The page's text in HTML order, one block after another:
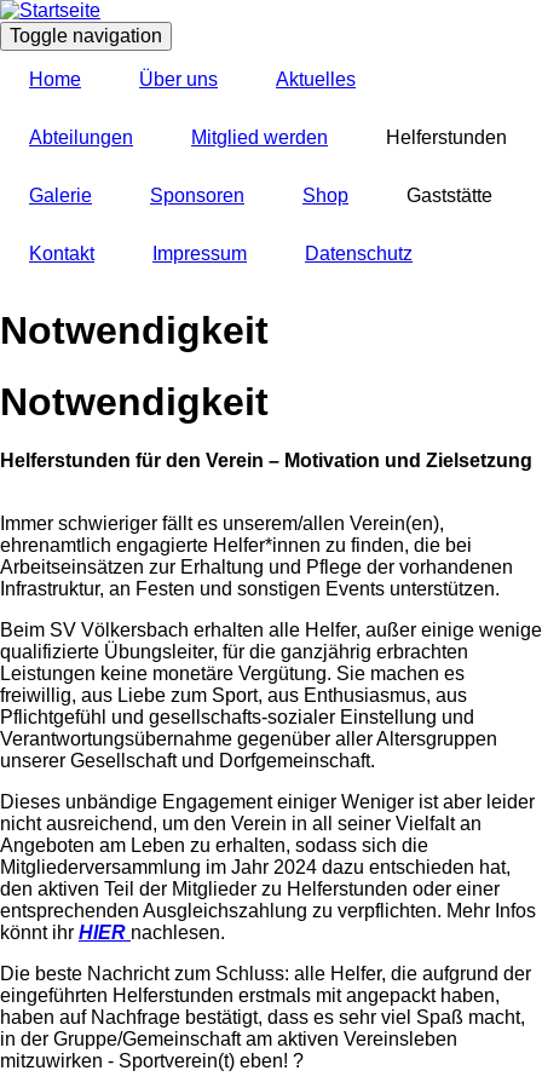
Direkt
zum
Inhalt
Toggle navigation
Home Über uns Aktuelles
Abteilungen Mitglied werden Helferstunden
Galerie Sponsoren Shop Gaststätte
Kontakt Impressum Datenschutz
Notwendigkeit
Notwendigkeit
Helferstunden für den Verein – Motivation und Zielsetzung
Immer schwieriger fällt es unserem/allen Verein(en),
ehrenamtlich engagierte Helfer*innen zu finden, die bei
Arbeitseinsätzen zur Erhaltung und Pflege der vorhandenen
Infrastruktur, an Festen und sonstigen Events unterstützen.
Beim SV Völkersbach erhalten alle Helfer, außer einige wenige
qualifizierte Übungsleiter, für die ganzjährig erbrachten
Leistungen keine monetäre Vergütung. Sie machen es
freiwillig, aus Liebe zum Sport, aus Enthusiasmus, aus
Pflichtgefühl und gesellschafts-sozialer Einstellung und
Verantwortungsübernahme gegenüber aller Altersgruppen
unserer Gesellschaft und Dorfgemeinschaft.
Dieses unbändige Engagement einiger Weniger ist aber leider
nicht ausreichend, um den Verein in all seiner Vielfalt an
Angeboten am Leben zu erhalten, sodass sich die
Mitgliederversammlung im Jahr 2024 dazu entschieden hat,
den aktiven Teil der Mitglieder zu Helferstunden oder einer
entsprechenden Ausgleichszahlung zu verpflichten. Mehr Infos
könnt ihr HIER nachlesen.
Die beste Nachricht zum Schluss: alle Helfer, die aufgrund der
eingeführten Helferstunden erstmals mit angepackt haben,
haben auf Nachfrage bestätigt, dass es sehr viel Spaß macht,
in der Gruppe/Gemeinschaft am aktiven Vereinsleben
mitzuwirken - Sportverein(t) eben! ?